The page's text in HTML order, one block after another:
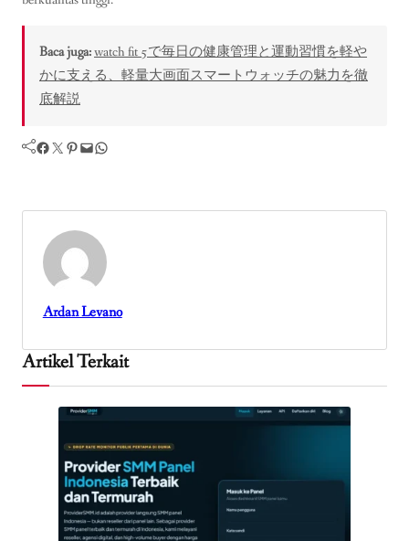
Baca juga:watch fit 5で毎日の健康管理と運動習慣を軽や
かに支える、軽量大画面スマートウォッチの魅力を徹
底解説
Facebook Twitter Pinterest Mail WhatsApp
Ardan Levano
Artikel Terkait